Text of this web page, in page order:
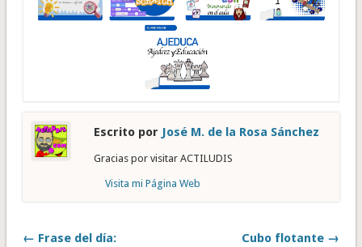
Escrito por José M. de la Rosa Sánchez
Gracias por visitar ACTILUDIS
Visita mi Página Web
← Frase del día:
Cubo flotante →